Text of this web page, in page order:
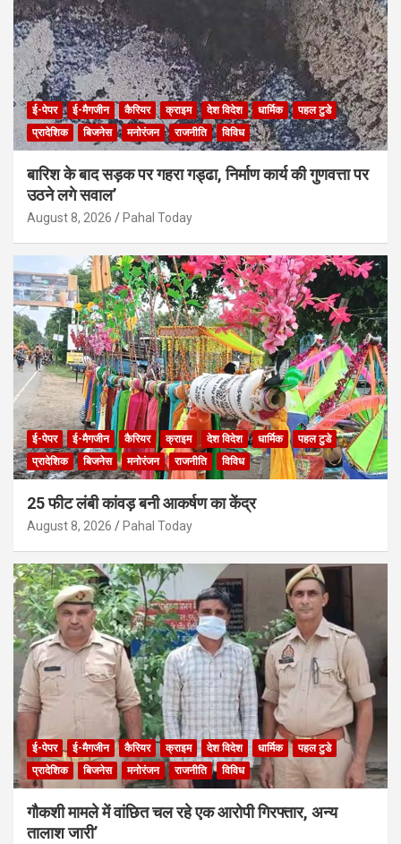
ई-पेपर ई-मैगजीन कैरियर क्राइम देश विदेश धार्मिक
पहल टुडे
प्रादेशिक
बिजनेस मनोरंजन राजनीति विविध
बारिश के बाद सड़क पर गहरा गड्ढा, निर्माण कार्य की गुणवत्ता पर
उठने लगे सवाल’
August 8, 2026 Pahal Today
ई-पेपर ई-मैगजीन कैरियर क्राइम देश विदेश धार्मिक
पहल टुडे
प्रादेशिक
बिजनेस मनोरंजन राजनीति विविध
25 फीट लंबी कांवड़ बनी आकर्षण का केंद्र
August 8, 2026 Pahal Today
ई-पेपर ई-मैगजीन कैरियर क्राइम देश विदेश धार्मिक
पहल टुडे
प्रादेशिक
बिजनेस मनोरंजन राजनीति विविध
गौकशी मामले में वांछित चल रहे एक आरोपी गिरफ्तार, अन्य
तालाश जारी’